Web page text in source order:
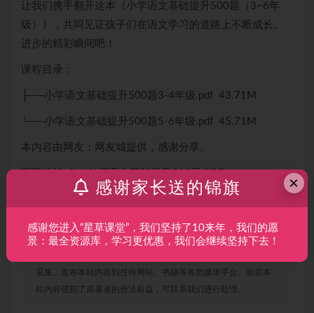
让我们携手翻开这本《小学语文基础提升500题（3~6年
级）》，共同见证孩子们在语文学习的道路上不断成长、
进步的精彩瞬间吧！
课程目录：
├──小学语文基础提升500题3-4年级.pdf 43.71M
└──小学语文基础提升500题5-6年级.pdf 45.71M
本内容由网友：网友城提供，感谢分享。
【获取老师合集，请搜索老师姓名】
声明：本站所有文章，如无特殊说明或标注，均为本站原创发
采集、发布本站内容到任何网站、书籍等各类媒体平台。如若本
站内容侵犯了原著者的合法权益，可联系我们进行处理。
×
感谢家长送的锦旗
感谢您进入“星草课堂”，我们坚持了10来年，我们的愿
景：最全资源库，学习更优惠，我们会继续坚持下去！